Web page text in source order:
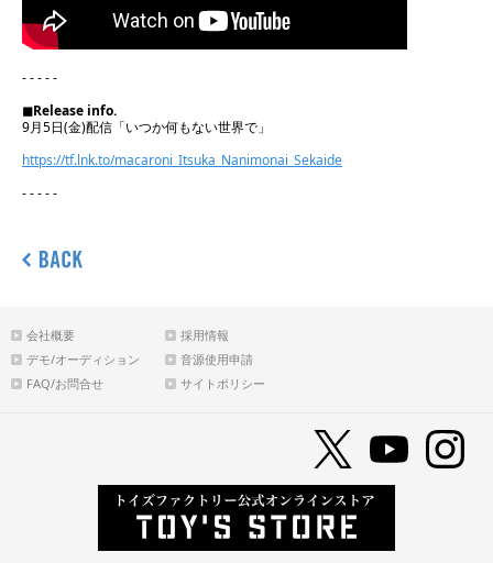
- - - - -
◼︎Release info.
9月5日(金)配信「いつか何もない世界で」
https://tf.lnk.to/macaroni_Itsuka_Nanimonai_Sekaide
- - - - -
会社概要
採用情報
デモ/オーディション
音源使用申請
FAQ/お問合せ
サイトポリシー